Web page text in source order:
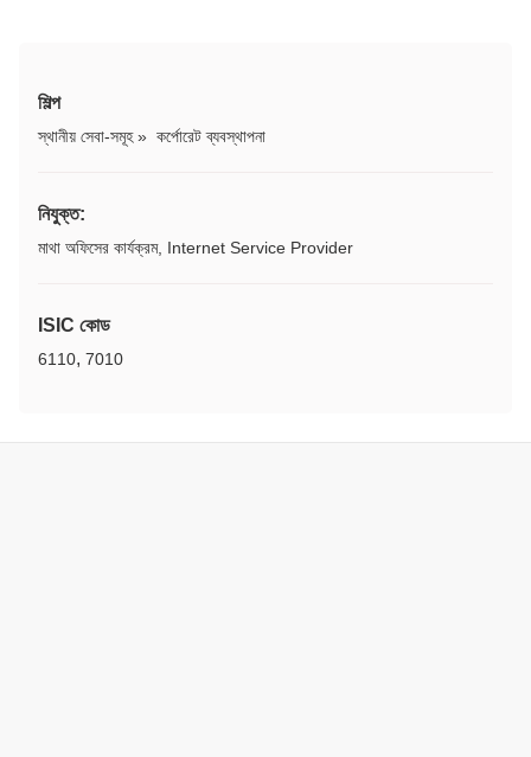
শিল্প
স্থানীয় সেবা-সমূহ» কর্পোরেট ব্যবস্থাপনা
নিযুক্ত:
মাথা অফিসের কার্যক্রম, Internet Service Provider
ISIC কোড
6110, 7010